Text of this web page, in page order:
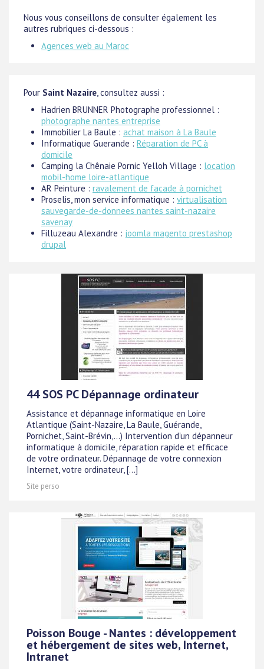
Nous vous conseillons de consulter également les
autres rubriques ci-dessous :
Agences web au Maroc
Pour Saint Nazaire, consultez aussi :
Hadrien BRUNNER Photographe professionnel :
photographe nantes entreprise
Immobilier La Baule : achat maison à La Baule
Informatique Guerande : Réparation de PC à
domicile
Camping la Chênaie Pornic Yelloh Village : location
mobil-home loire-atlantique
AR Peinture : ravalement de facade à pornichet
Proselis, mon service informatique : virtualisation
sauvegarde-de-donnees nantes saint-nazaire
savenay
Filluzeau Alexandre : joomla magento prestashop
drupal
44 SOS PC Dépannage ordinateur
Assistance et dépannage informatique en Loire
Atlantique (Saint-Nazaire, La Baule, Guérande,
Pornichet, Saint-Brévin,...) Intervention d'un dépanneur
informatique à domicile, réparation rapide et efficace
de votre ordinateur. Dépannage de votre connexion
Internet, votre ordinateur, [...]
Site perso
Poisson Bouge - Nantes : développement
et hébergement de sites web, Internet,
Intranet